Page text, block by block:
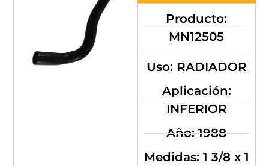
Producto:
MN12505
Uso: RADIADOR
Aplicación:
INFERIOR
Año: 1988
Medidas: 1 3/8 x 1